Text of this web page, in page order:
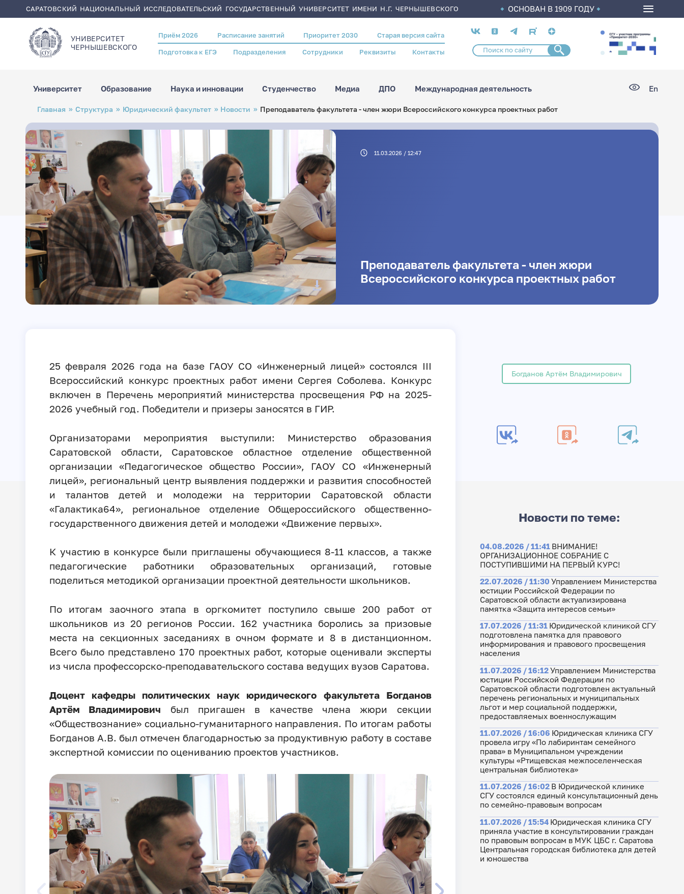
содержанию
САРАТОВСКИЙ НАЦИОНАЛЬНЫЙ ИССЛЕДОВАТЕЛЬСКИЙ ГОСУДАРСТВЕННЫЙ УНИВЕРСИТЕТ ИМЕНИ Н.Г. ЧЕРНЫШЕВСКОГО ОСНОВАН В 1909 ГОДУ
УНИВЕРСИТЕТ
ЧЕРНЫШЕВСКОГO
Header
menu
Приём 2026 Расписание занятий Приоритет 2030 Старая версия сайта
Подготовка к ЕГЭ Подразделения Сотрудники Реквизиты Контакты
Социальные
сети
Университет Образование Наука и инновации Студенчество Медиа ДПО Международная деятельность En
Строка
навигации
Главная Структура Юридический факультет Новости Преподаватель факультета - член жюри Всероссийского конкурса проектных работ
11.03.2026 / 12:47
Преподаватель факультета - член жюри
Всероссийского конкурса проектных работ
25 февраля 2026 года на базе ГАОУ СО «Инженерный лицей» состоялся III
Всероссийский конкурс проектных работ имени Сергея Соболева. Конкурс
включен в Перечень мероприятий министерства просвещения РФ на 2025-
2026 учебный год. Победители и призеры заносятся в ГИР.
Организаторами мероприятия выступили: Министерство образования
Саратовской области, Саратовское областное отделение общественной
организации «Педагогическое общество России», ГАОУ СО «Инженерный
лицей», региональный центр выявления поддержки и развития способностей
и талантов детей и молодежи на территории Саратовской области
«Галактика64», региональное отделение Общероссийского общественно-
государственного движения детей и молодежи «Движение первых».
К участию в конкурсе были приглашены обучающиеся 8-11 классов, а также
педагогические работники образовательных организаций, готовые
поделиться методикой организации проектной деятельности школьников.
По итогам заочного этапа в оргкомитет поступило свыше 200 работ от
школьников из 20 регионов России. 162 участника боролись за призовые
места на секционных заседаниях в очном формате и 8 в дистанционном.
Всего было представлено 170 проектных работ, которые оценивали эксперты
из числа профессорско-преподавательского состава ведущих вузов Саратова.
Доцент кафедры политических наук юридического факультета Богданов
Артём Владимирович был пригашен в качестве члена жюри секции
«Обществознание» социально-гуманитарного направления. По итогам работы
Богданов А.В. был отмечен благодарностью за продуктивную работу в составе
экспертной комиссии по оцениванию проектов участников.
Богданов Артём Владимирович
Новости по теме:
04.08.2026 / 11:41 ВНИМАНИЕ!
ОРГАНИЗАЦИОННОЕ СОБРАНИЕ С
ПОСТУПИВШИМИ НА ПЕРВЫЙ КУРС!
22.07.2026 / 11:30 Управлением Министерства
юстиции Российской Федерации по
Саратовской области актуализирована
памятка «Защита интересов семьи»
17.07.2026 / 11:31 Юридической клиникой СГУ
подготовлена памятка для правового
информирования и правового просвещения
населения
11.07.2026 / 16:12Управлением Министерства
юстиции Российской Федерации по
Саратовской области подготовлен актуальный
перечень региональных и муниципальных
льгот и мер социальной поддержки,
предоставляемых военнослужащим
11.07.2026 / 16:06 Юридическая клиника СГУ
провела игру «По лабиринтам семейного
права» в Муниципальном учреждении
культуры «Ртищевская межпоселенческая
центральная библиотека»
11.07.2026 / 16:02 В Юридической клинике
СГУ состоялся единый консультационный день
по семейно-правовым вопросам
11.07.2026 / 15:54 Юридическая клиника СГУ
приняла участие в консультировании граждан
по правовым вопросам в МУК ЦБС г. Саратова
Центральная городская библиотека для детей
и юношества